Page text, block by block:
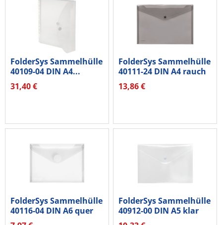
FolderSys Sammelhülle
40109-04 DIN A4...
31,40 €
FolderSys Sammelhülle
40111-24 DIN A4 rauch
tr...
13,86 €
FolderSys Sammelhülle
40116-04 DIN A6 quer
tr...
FolderSys Sammelhülle
40912-00 DIN A5 klar
tr...